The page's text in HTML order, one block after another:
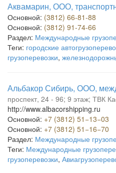
Аквамарин, ООО,
Основной: (3812) 66-81-88
Основной: (3812) 91-74-66
Раздел: Международные
Теги: городские
грузоперевозки,
Альбакор Сибирь, ООО,
проспект, 24 - 96; 9 этаж; ТВК
http://www.albacorshipping.ru
Основной: +7 (3812) 51−13−03
Основной: +7 (3812) 51−16−70
Раздел: Международные
Теги: Международные
грузоперевозки,